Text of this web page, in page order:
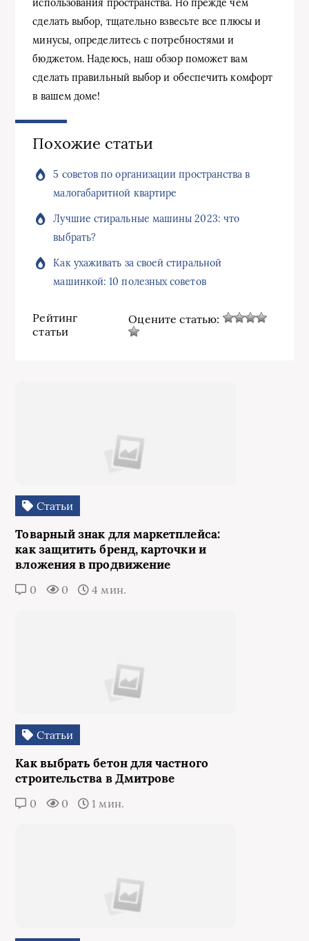
использования пространства. Но прежде чем
сделать выбор, тщательно взвесьте все плюсы и
минусы, определитесь с потребностями и
бюджетом. Надеюсь, наш обзор поможет вам
сделать правильный выбор и обеспечить комфорт
в вашем доме!
Похожие статьи
5 советов по организации пространства в
малогабаритной квартире
Лучшие стиральные машины 2023: что
выбрать?
Как ухаживать за своей стиральной
машинкой: 10 полезных советов
Рейтинг
статьи
Оцените статью:
Статьи
Товарный знак для маркетплейса:
как защитить бренд, карточки и
вложения в продвижение
0 0 4 мин.
Статьи
Как выбрать бетон для частного
строительства в Дмитрове
0 0 1 мин.